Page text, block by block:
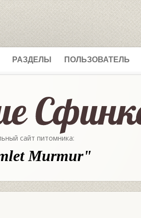
РАЗДЕЛЫ ПОЛЬЗОВАТЕЛЬ
сайт питомника:
Murmur"